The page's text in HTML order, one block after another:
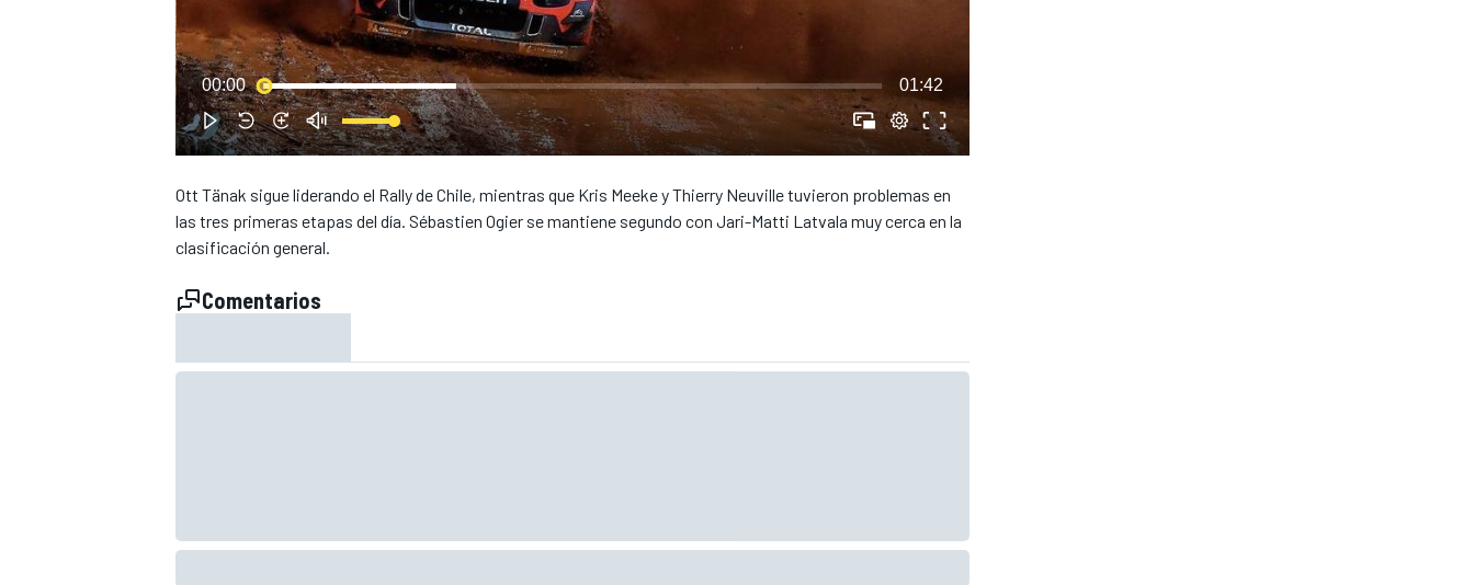
NASCAR CUP
00:00 01:42
Ott Tänak sigue liderando el Rally de Chile, mientras que Kris Meeke y Thierry Neuville tuvieron problemas en
las tres primeras etapas del día. Sébastien Ogier se mantiene segundo con Jari-Matti Latvala muy cerca en la
clasificación general.
Comentarios